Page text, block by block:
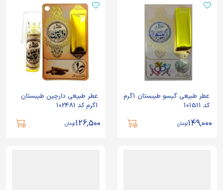
عطر طبیعی گیسو طیبستان 1گرم
کد 101511
149,000تومان
عطر طبیعی دارچین طیبستان
1گرم کد 102481
126,500تومان